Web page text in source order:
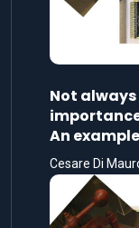
Not
An
Cesare Di